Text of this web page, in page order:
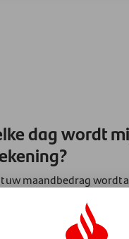
dag wordt
uw maandbedrag wordt
af te schrijven? U
, zodat wij dit kunnen